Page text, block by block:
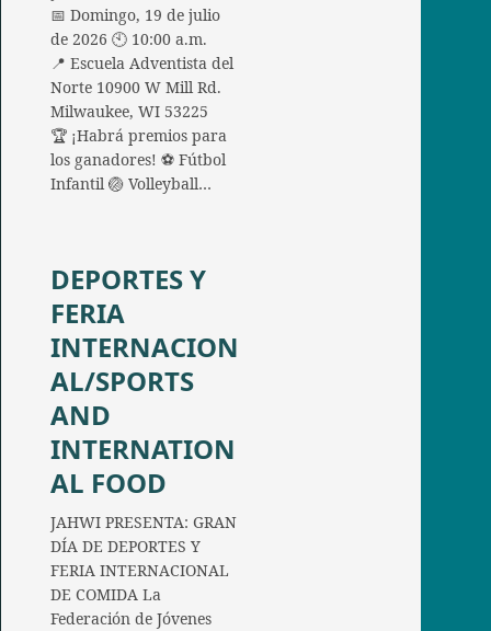
📅 Domingo, 19 de julio
de 2026 🕙 10:00 a.m.
📍 Escuela Adventista del
Norte 10900 W Mill Rd.
Milwaukee, WI 53225
🏆 ¡Habrá premios para
los ganadores! ⚽ Fútbol
Infantil 🏐 Volleyball…
DEPORTES Y
FERIA
INTERNACION
AL/SPORTS
AND
INTERNATION
AL FOOD
JAHWI PRESENTA: GRAN
DÍA DE DEPORTES Y
FERIA INTERNACIONAL
DE COMIDA La
Federación de Jóvenes